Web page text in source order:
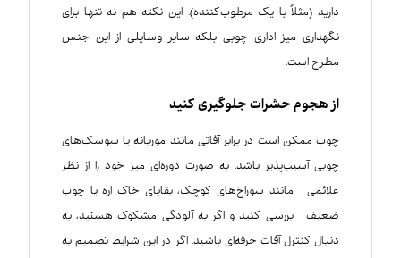
دارید (مثلاً با یک مرطوب‌کننده). این نکته هم نه تنها برای
نگهداری میز اداری چوبی بلکه سایر وسایلی از این جنس
مطرح است.
از هجوم حشرات جلوگیری کنید
چوب ممکن است در برابر آفاتی مانند موریانه یا سوسک‌های
چوبی آسیب‌پذیر باشد. به صورت دوره‌ای میز خود را از نظر
علائمی مانند سوراخ‌های کوچک، بقایای خاک اره یا چوب
ضعیف بررسی کنید و اگر به آلودگی مشکوک هستید، به
دنبال کنترل آفات حرفه‌ای باشید. اگر در این شرایط تصمیم به